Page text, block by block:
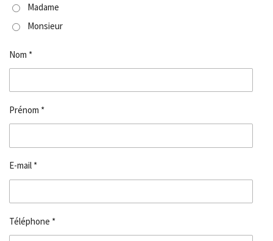
Madame
Monsieur
Nom *
Prénom *
E-mail *
Téléphone *